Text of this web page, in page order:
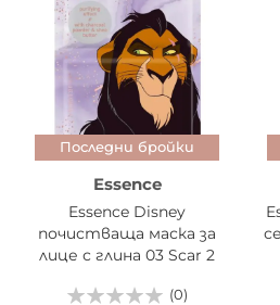
Последни бройки
Essence
Essence Disney
почистваща маска за
лице с глина 03 Scar 2
(0)